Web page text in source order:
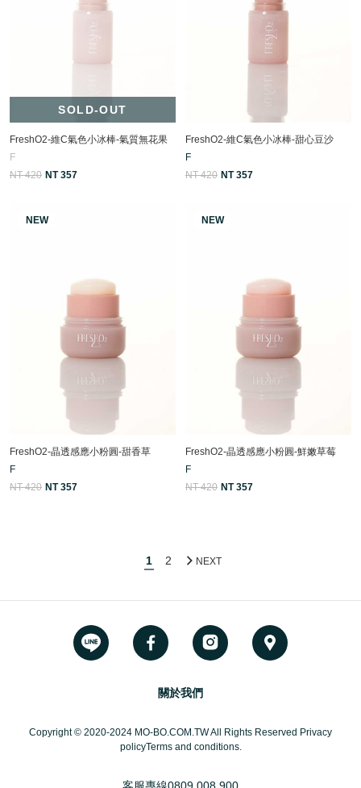
SOLD-OUT
FreshO2-維C氣色小冰棒-氣質無花果
F
NT 420 NT 357
FreshO2-維C氣色小冰棒-甜心豆沙
F
NT 420 NT 357
NEW
FreshO2-晶透感應小粉圓-甜香草
F
NT 420 NT 357
NEW
FreshO2-晶透感應小粉圓-鮮嫩草莓
F
NT 420 NT 357
1 2 NEXT
關於我們
Copyright © 2020-2024 MO-BO.COM.TW All Rights Reserved Privacy
policyTerms and conditions.